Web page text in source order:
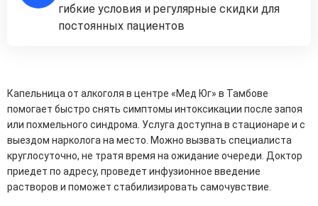
гибкие условия и регулярные скидки для
постоянных пациентов
Капельница от алкоголя в центре «Мед Юг» в Тамбове
помогает быстро снять симптомы интоксикации после запоя
или похмельного синдрома. Услуга доступна в стационаре и с
выездом нарколога на место. Можно вызвать специалиста
круглосуточно, не тратя время на ожидание очереди. Доктор
приедет по адресу, проведет инфузионное введение
растворов и поможет стабилизировать самочувствие.